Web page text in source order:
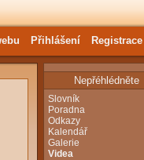
Přihlášení Registrace
Nepřéhlédněte
Slovník
Poradna
Odkazy
Kalendář
Galerie
Videa